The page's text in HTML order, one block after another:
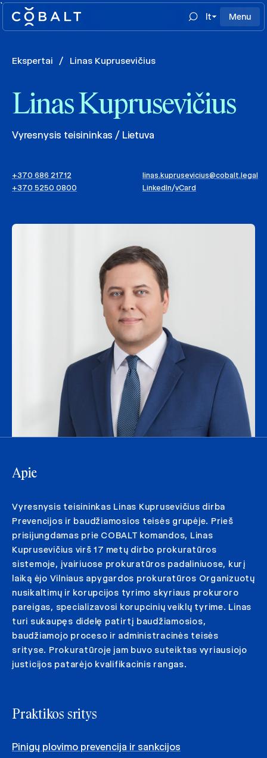
`
lt
Menu
Ekspertai / Linas Kuprusevičius
Linas Kuprusevičius
Vyresnysis teisininkas / Lietuva
+370 686 21712
+370 5250 0800
linas.kuprusevicius@cobalt.legal
LinkedIn/vCard
Apie
Vyresnysis teisininkas Linas Kuprusevičius dirba
Prevencijos ir baudžiamosios teisės grupėje. Prieš
prisijungdamas prie COBALT komandos, Linas
Kuprusevičius virš 17 metų dirbo prokuratūros
sistemoje, įvairiuose prokuratūros padaliniuose, kurį
laiką ėjo Vilniaus apygardos prokuratūros Organizuotų
nusikaltimų ir korupcijos tyrimo skyriaus prokuroro
pareigas, specializavosi korupcinių veiklų tyrime. Linas
turi sukaupęs didelę patirtį baudžiamosios,
baudžiamojo proceso ir administracinės teisės
srityse. Prokuratūroje jam buvo suteiktas vyriausiojo
justicijos patarėjo kvalifikacinis rangas.
Praktikos sritys
Pinigų plovimo prevencija ir sankcijos